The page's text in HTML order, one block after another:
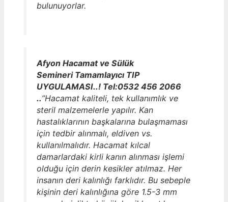
bulunuyorlar.
Afyon Hacamat ve Sülük
Semineri Tamamlayıcı TIP
UYGULAMASI..! Tel:0532 456 2066
..”Hacamat kaliteli, tek kullanımlık ve
steril malzemelerle yapılır. Kan
hastalıklarının başkalarına bulaşmaması
için tedbir alınmalı, eldiven vs.
kullanılmalıdır. Hacamat kılcal
damarlardaki kirli kanın alınması işlemi
olduğu için derin kesikler atılmaz. Her
insanın deri kalınlığı farklıdır. Bu sebeple
kişinin deri kalınlığına göre 1.5-3 mm